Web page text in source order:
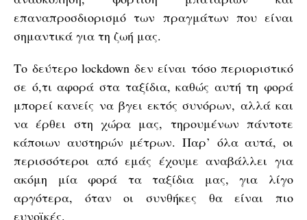
επαναπροσδιορισμό των πραγμάτων που είναι
σημαντικά για τη ζωή μας.
Το δεύτερο lockdown δεν είναι τόσο περιοριστικό
σε ό,τι αφορά στα ταξίδια, καθώς αυτή τη φορά
μπορεί κανείς να βγει εκτός συνόρων, αλλά και
να έρθει στη χώρα μας, τηρουμένων πάντοτε
κάποιων αυστηρών μέτρων. Παρ’ όλα αυτά, οι
περισσότεροι από εμάς έχουμε αναβάλλει για
ακόμη μία φορά τα ταξίδια μας, για λίγο
αργότερα, όταν οι συνθήκες θα είναι πιο
ευνοϊκές.